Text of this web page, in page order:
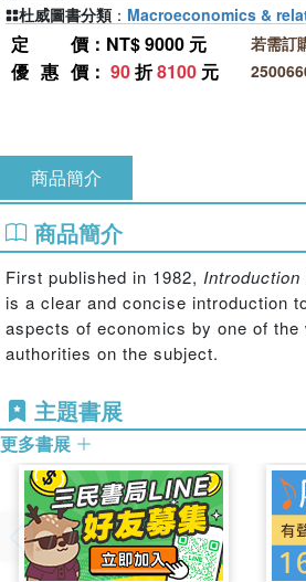
定價 ：NT$ 9000 元
優惠價 ： 90折8100 元
若需訂
杜威圖書分類 ： Macroeconomics &
商品簡介
商品簡介
First published in 1982,
is a clear and concise introduction
aspects of economics by one of the
authorities on the subject.
主題書展
更多書展